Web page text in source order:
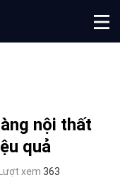
nội thất
quả
xem 363